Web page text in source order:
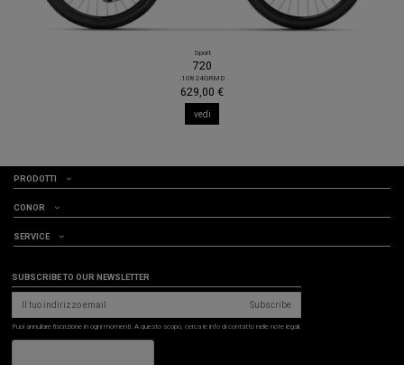
Sport
720
.10824GRMD
629,00 €
vedi
PRODOTTI
CONOR
SERVICE
SUBSCRIBE TO OUR NEWSLETTER
Subscribe
Puoi annullare l'iscrizione in ogni momenti. A questo scopo, cerca le info di contatto nelle note legali.